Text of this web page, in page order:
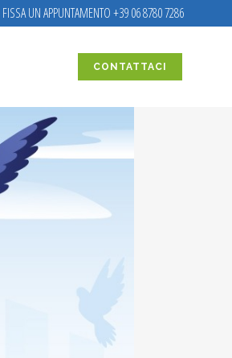
FISSA UN APPUNTAMENTO +39 06 8780 7286
CONTATTACI